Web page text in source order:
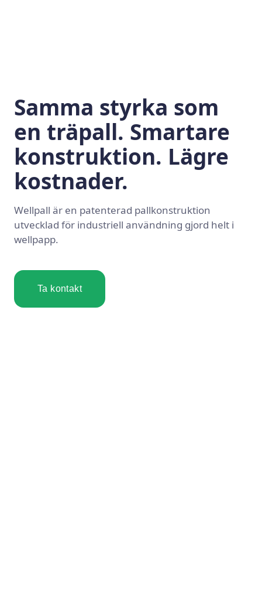
Samma styrka som
en träpall. Smartare
konstruktion. Lägre
kostnader.
Wellpall är en patenterad pallkonstruktion
utvecklad för industriell användning gjord helt i
wellpapp.
Ta kontakt